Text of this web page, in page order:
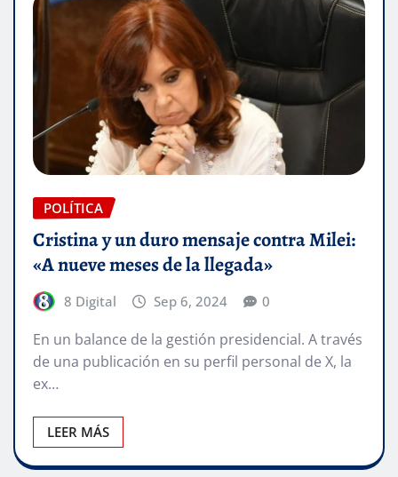
POLÍTICA
Cristina y un duro mensaje contra Milei:
«A nueve meses de la llegada»
8 Digital Sep 6, 2024 0
En un balance de la gestión presidencial. A través
de una publicación en su perfil personal de X, la
ex…
LEER MÁS